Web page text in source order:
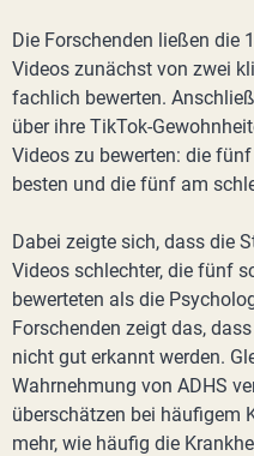
Die Forschenden ließen die
Videos zunächst von zwei
fachlich bewerten.
über ihre TikTok-
Videos zu bewerten: die
besten und die fünf am
Dabei zeigte sich, dass die
Videos schlechter, die fünf
bewerteten als die
Forschenden zeigt das,
nicht gut erkannt werden.
Wahrnehmung von ADHS
überschätzen bei häufigem
mehr, wie häufig die